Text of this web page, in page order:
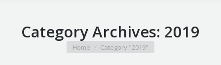
Category Archives: 2019
You are here:
Home Category "2019"